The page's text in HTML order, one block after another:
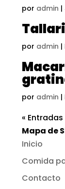
por admin |
por admin |
por admin |
«
Mapa de
Inicio
Comida
Contacto